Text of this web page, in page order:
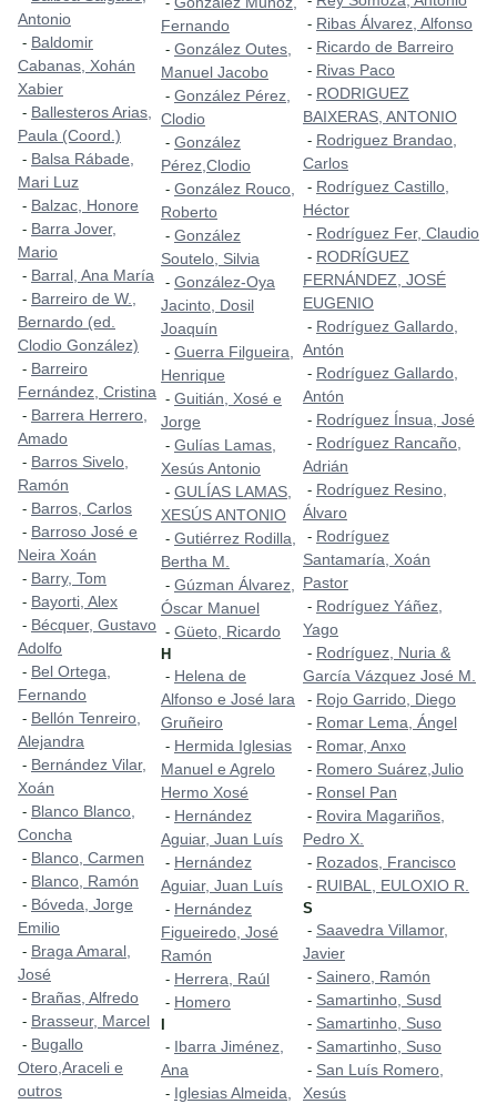
Antonio
- Baldomir
Cabanas, Xohán
Xabier
- Ballesteros Arias,
Paula (Coord.)
- Balsa Rábade,
Mari Luz
- Balzac, Honore
- Barra Jover,
Mario
- Barral, Ana María
- Barreiro de W.,
Bernardo (ed.
Clodio González)
- Barreiro
Fernández, Cristina
- Barrera Herrero,
Amado
- Barros Sivelo,
Ramón
- Barros, Carlos
- Barroso José e
Neira Xoán
- Barry, Tom
- Bayorti, Alex
- Bécquer, Gustavo
Adolfo
- Bel Ortega,
Fernando
- Bellón Tenreiro,
Alejandra
- Bernández Vilar,
Xoán
- Blanco Blanco,
Concha
- Blanco, Carmen
- Blanco, Ramón
- Bóveda, Jorge
Emilio
- Braga Amaral,
José
- Brañas, Alfredo
- Brasseur, Marcel
- Bugallo
Otero,Araceli e
outros
Fernando
- González Outes,
Manuel Jacobo
- González Pérez,
Clodio
- González
Pérez,Clodio
- González Rouco,
Roberto
- González
Soutelo, Silvia
- González-Oya
Jacinto, Dosil
Joaquín
- Guerra Filgueira,
Henrique
- Guitián, Xosé e
Jorge
- Gulías Lamas,
Xesús Antonio
- GULÍAS LAMAS,
XESÚS ANTONIO
- Gutiérrez Rodilla,
Bertha M.
- Gúzman Álvarez,
Óscar Manuel
- Güeto, Ricardo
H
- Helena de
Alfonso e José lara
Gruñeiro
- Hermida Iglesias
Manuel e Agrelo
Hermo Xosé
- Hernández
Aguiar, Juan Luís
- Hernández
Aguiar, Juan Luís
- Hernández
Figueiredo, José
Ramón
- Herrera, Raúl
- Homero
- Ibarra Jiménez,
Ana
- Iglesias Almeida,
- Ribas Álvarez, Alfonso
- Ricardo de Barreiro
- Rivas Paco
- RODRIGUEZ
BAIXERAS, ANTONIO
- Rodriguez Brandao,
Carlos
- Rodríguez Castillo,
Héctor
- Rodríguez Fer, Claudio
- RODRÍGUEZ
FERNÁNDEZ, JOSÉ
EUGENIO
- Rodríguez Gallardo,
Antón
- Rodríguez Gallardo,
Antón
- Rodríguez Ínsua, José
- Rodríguez Rancaño,
Adrián
- Rodríguez Resino,
Álvaro
- Rodríguez
Santamaría, Xoán
Pastor
- Rodríguez Yáñez,
Yago
- Rodríguez, Nuria &
García Vázquez José M.
- Rojo Garrido, Diego
- Romar Lema, Ángel
- Romar, Anxo
- Romero Suárez,Julio
- Ronsel Pan
- Rovira Magariños,
Pedro X.
- Rozados, Francisco
- RUIBAL, EULOXIO R.
S
- Saavedra Villamor,
Javier
- Sainero, Ramón
- Samartinho, Susd
- Samartinho, Suso
- Samartinho, Suso
- San Luís Romero,
Xesús